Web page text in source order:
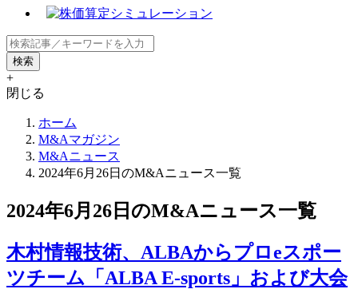
+
閉じる
ホーム
M&Aマガジン
M&Aニュース
2024年6月26日のM&Aニュース一覧
2024年6月26日のM&Aニュース一覧
木村情報技術、ALBAからプロeスポー
ツチーム「ALBA E-sports」および大会